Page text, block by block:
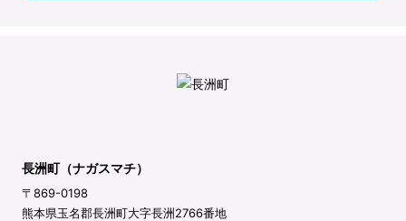
長洲町（ナガスマチ）
〒869-0198
熊本県玉名郡長洲町大字長洲2766番地